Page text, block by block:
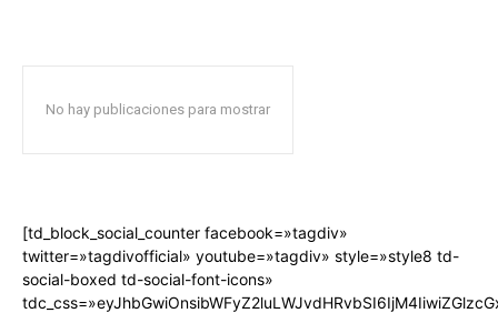
No hay publicaciones para mostrar
[td_block_social_counter facebook=»tagdiv»
twitter=»tagdivofficial» youtube=»tagdiv» style=»style8 td-
social-boxed td-social-font-icons»